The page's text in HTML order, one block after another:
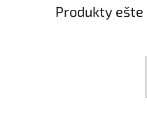
Produkty